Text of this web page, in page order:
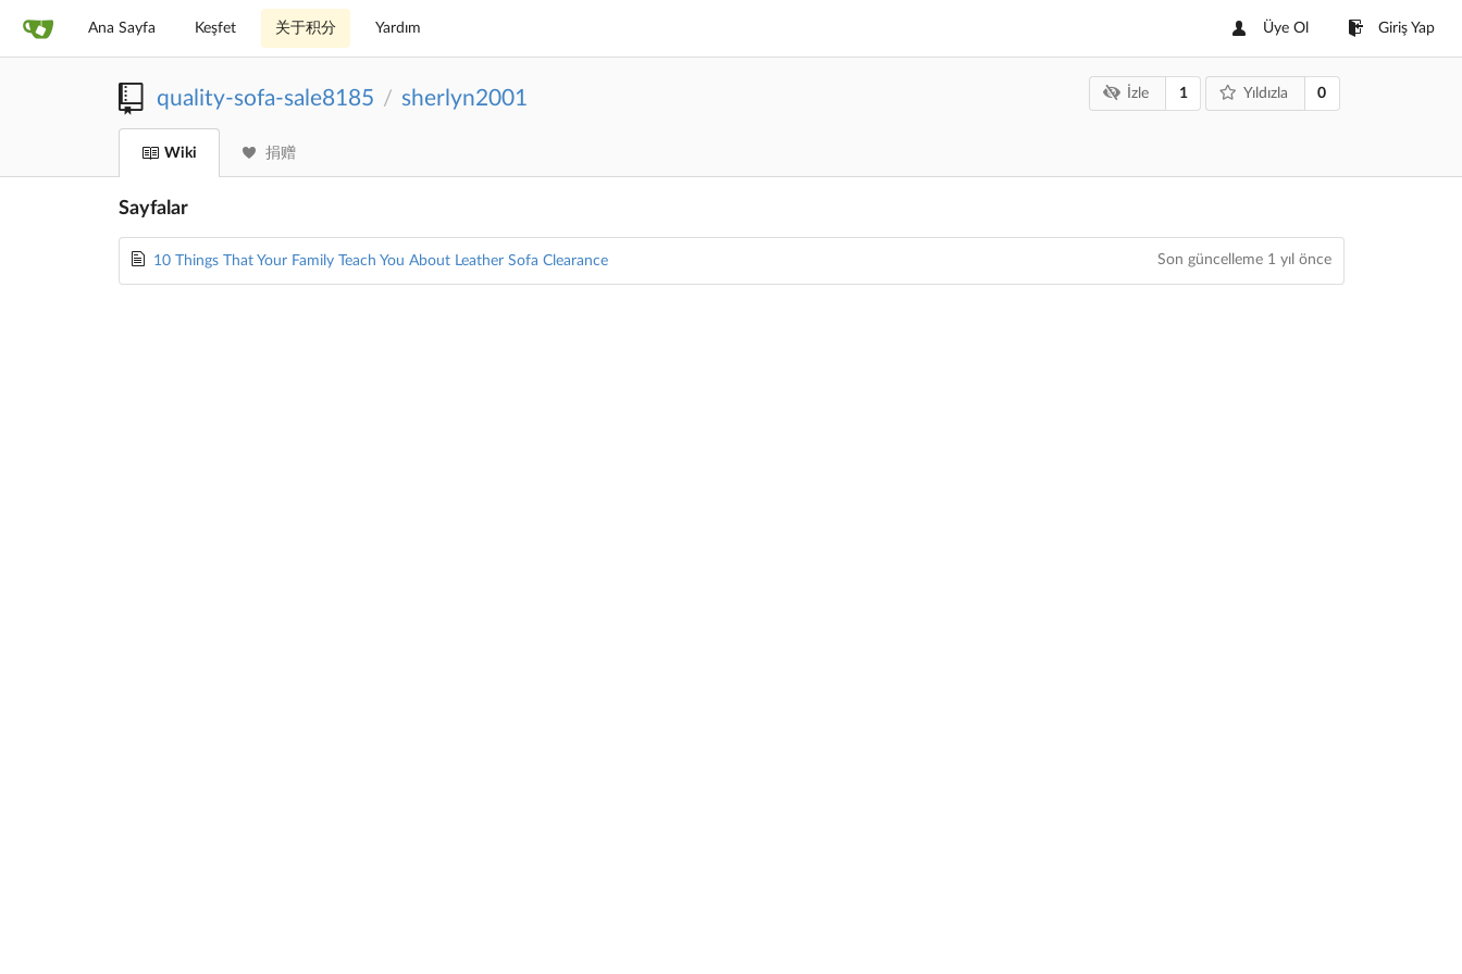
Ana Sayfa Keşfet 关于积分 Yardım Üye Ol Giriş Yap
quality-sofa-sale8185 / sherlyn2001 İzle 1 Yıldızla 0
Wiki 捐赠
Sayfalar
10 Things That Your Family Teach You About Leather Sofa Clearance Son güncelleme 1 yıl önce